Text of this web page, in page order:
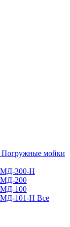
Погружные мойки
МД-300-H
МД-200
МД-100
МД-101-Н Все